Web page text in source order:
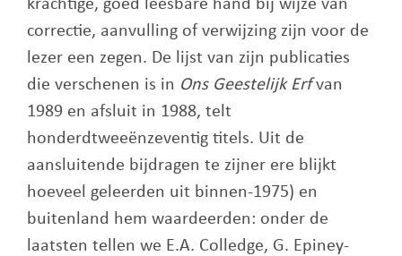
krachtige, goed leesbare hand bij wijze van
correctie, aanvulling of verwijzing zijn voor de
lezer een zegen. De lijst van zijn publicaties
die verschenen is in Ons Geestelijk Erfvan
1989 en afsluit in 1988, telt
honderdtweeënzeventig titels. Uit de
aansluitende bijdragen te zijner ere blijkt
hoeveel geleerden uit binnen-1975) en
buitenland hem waardeerden: onder de
laatsten tellen we E.A. Colledge, G. Epiney-